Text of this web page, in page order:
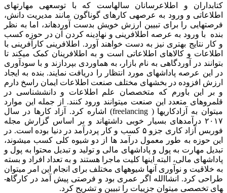
کتابداران و اطلاع­رسانان سالهاست که با توسعه­ی مهارت­های
اطلاعاتی و ورود به عرصه­ی کارهای گوناگون مانند مدیریت دانش،
فرصت­هایی را برای تبیین ارزش خویش بدست آورده­اند، اما به نظر
بنده با ورود به عرصه اطلافرینی و نهادینه کردن آن در حوزه کسب
و کار نتایج بهتری نیز به دست خواهند آورد. اطلافرینی کارآفرینی با
اطلاعات و کالاهای اطلاعاتی است و به اطلافرینان کمک می­کند تا
بتوانند در آوردگاهی به نام بازار، به هماوردی بپردازند و با سودآوری
در این عرصه پاداش­های مورد انتظار را دریافت نمایند. بنده به ایجاد
ارزش افزوده در بخش­های مختلف صنعت اطلاعات ایمان راسخ دارم
و بر این باورم که متخصصان علم اطلاعات و دانش­شناسی در
قلمروهای متعدد این صنعت می­توانند ورود کنند. از جمله این موارد
می­توان به آزادکاری­ها ( freelancing) اشاره کرد. آزاد کارها در سال
۲۰۱۷ درآمدهای بسیار خوبی داشته­اند و بر اساس گزارش مجله
فوربس آزاد کاری جزو ۵ کسب و کار پردرآمد در دنیا بوده است. در
این حوزه به طور معمول درآمد ها از دو شیوه کلی کسب می­شوند،
تبدیل مهارت به پول و پاداش­های مالی و تولید و تبدیل محتوا به پول و
پاداش­های مالی، البته اینها کلیت ماجرا هستند و به تعداد افراد و بسته
به خلاقیت و نوآوری آنها شیوه­های مختلف برای انجام این امر می­توان
طراحی کرد. انشاالله اگر عمری بود و فرصتی پیش آمد در کارگاه­
های تخصصی می­توان جزییات را تبیین و تشریح کرد.